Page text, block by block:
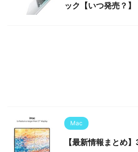
ック【いつ発売？】
Mac
【最新情報まとめ